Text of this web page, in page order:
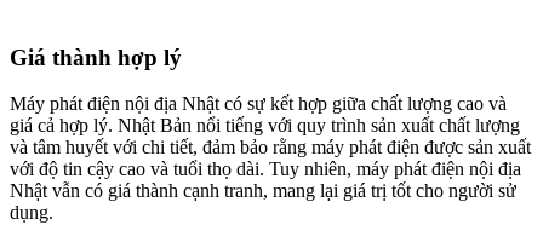
Giá thành hợp lý
Máy phát điện nội địa Nhật có sự kết hợp giữa chất lượng cao và
giá cả hợp lý. Nhật Bản nổi tiếng với quy trình sản xuất chất lượng
và tâm huyết với chi tiết, đảm bảo rằng máy phát điện được sản xuất
với độ tin cậy cao và tuổi thọ dài. Tuy nhiên, máy phát điện nội địa
Nhật vẫn có giá thành cạnh tranh, mang lại giá trị tốt cho người sử
dụng.